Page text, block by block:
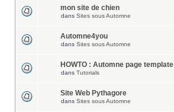
mon site de chien
dans Sites sous Automne
Automne4you
dans Sites sous Automne
HOWTO : Automne page template
dans Tutorials
Site Web Pythagore
dans Sites sous Automne